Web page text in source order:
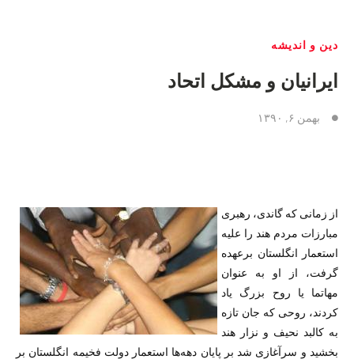
دین و اندیشه
ایرانیان و مشکل اتحاد
بهمن ۶, ۱۳۹۰
از زمانی که گاندی، رهبری
مبارزات مردم هند را علیه
استعمار انگلستان برعهده
گرفت، از او به عنوان
مهاتما یا روح بزرگ یاد
کردند، روحی که جان تازه
به کالبد نحیف و نزار هند
بخشید و سرآغازی شد بر پایان دهه‌ها استعمار دولت فخیمه انگلستان بر